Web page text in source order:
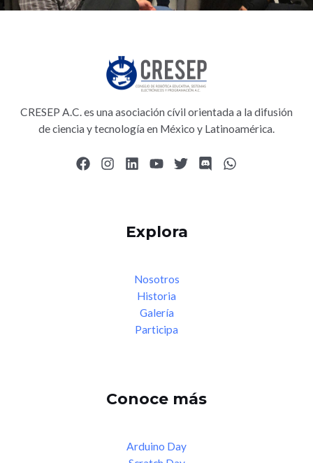
CRESEP A.C. es una asociación cívil orientada a la difusión
de ciencia y tecnología en México y Latinoamérica.
Explora
Nosotros
Historia
Galería
Participa
Conoce más
Arduino Day